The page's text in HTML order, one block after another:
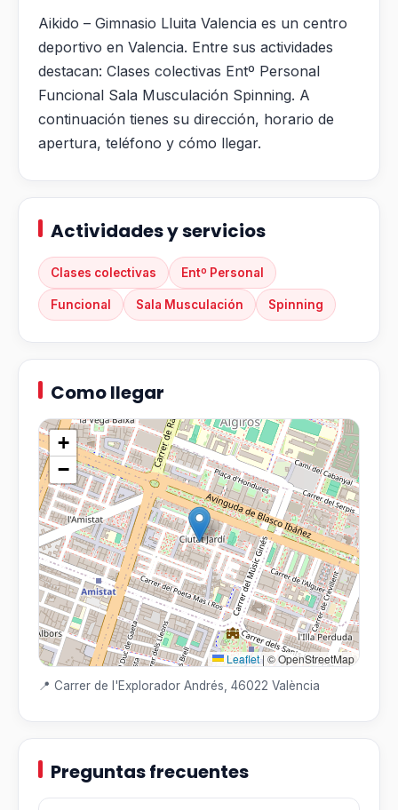
Aikido – Gimnasio Lluita Valencia es un centro
deportivo en Valencia. Entre sus actividades
destacan: Clases colectivas Entº Personal
Funcional Sala Musculación Spinning. A
continuación tienes su dirección, horario de
apertura, teléfono y cómo llegar.
Actividades y servicios
Clases colectivas Entº Personal
Funcional Sala Musculación Spinning
Como llegar
+
−
Leaflet| © OpenStreetMap
📍 Carrer de l'Explorador Andrés, 46022 València
Preguntas frecuentes